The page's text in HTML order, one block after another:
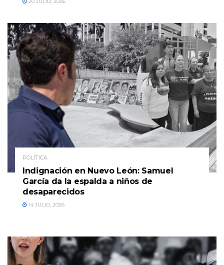
20 JULIO, 2026
POLÍTICA
Indignación en Nuevo León: Samuel
García da la espalda a niños de
desaparecidos
14 JULIO, 2026